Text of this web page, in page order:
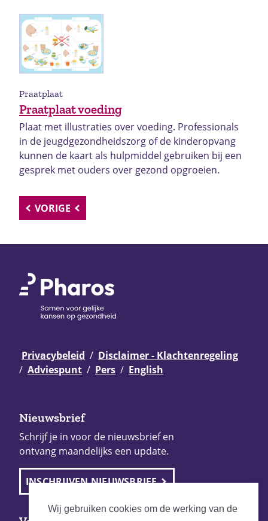
Wij gebruiken cookies om de werking van de
Praatplaat voeding
Praatplaat
Plaat met illustraties over voeding. Professionals
in de jeugdgezondheidszorg of de kinderopvang
kunnen de kaart als hulpmiddel gebruiken bij een
gesprek met ouders over gezond opgroeien.
VORIGE
Privacybeleid
Disclaimer - Klachtenregeling
Adviespunt
Pers English
Nieuwsbrief
Schrijf je in voor de nieuwsbrief en
ontvang maandelijks een update.
INSCHRIJVEN NIEUWSBRIEF